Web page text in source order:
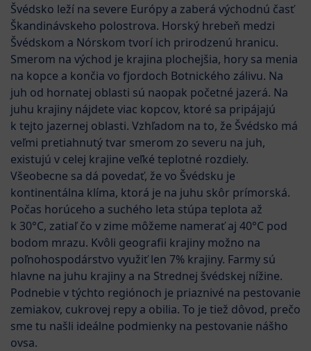
Švédsko leží na severe Európy a zaberá východnú časť
Škandinávskeho polostrova. Horský hrebeň medzi
Švédskom a Nórskom tvorí ich prirodzenú hranicu.
Smerom na východ je krajina plochejšia, hory sa menia
na kopce a končia vo fjordoch Botnického zálivu. Na
juh od hornatej oblasti sú naopak početné jazerá. Na
juhu krajiny nájdete viac kopcov, ktoré sa pripájajú
k tejto jazernej oblasti. Vzhľadom na to, že Švédsko má
veľmi pretiahnutý tvar smerom zo severu na juh,
existujú v celej krajine veľké teplotné rozdiely.
Všeobecne sa dá povedať, že vo Švédsku je
kontinentálna klíma, ktorá je na juhu skôr prímorská.
Počas horúceho a suchého leta stúpa teplota až
k 30°C, zatiaľ čo v zime môžeme namerať aj 40°C pod
bodom mrazu. Kvôli geografii krajiny možno na
poľnohospodárstvo využiť len 7% krajiny. Farmy sú
hlavne na juhu krajiny a na Strednej švédskej nížine.
Podnebie v týchto regiónoch je priaznivé na pestovanie
zemiakov, cukrovej repy a obilia. To je tiež dôvod, prečo
sme tu našli ideálne podmienky na pestovanie nášho
ovsa.